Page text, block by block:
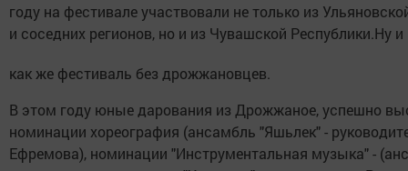
году на фестивале участвовали не только из
и соседних регионов, но и из Чувашской Республики.Ну и
как же фестиваль без дрожжановцев.
В этом году юные дарования из Дрожжаное, успешно
номинации хореография (ансамбль "Яшьлек" -
Ефремова), номинации "Инструментальная музыка" -